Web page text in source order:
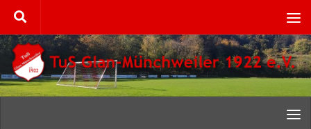
Zum Inhalt springen